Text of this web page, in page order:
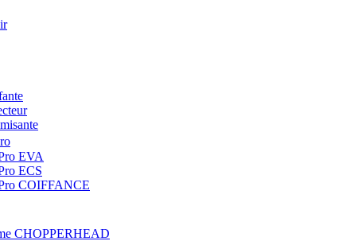
EVA
ECS
COIFFANCE
CHOPPERHEAD